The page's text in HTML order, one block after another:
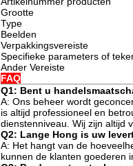
Grootte
Type
Beelden
Verpakkingsvereiste
Specifieke parameters of
Ander Vereiste
FAQ
Q1: Bent u
A: Ons beheer wordt
is altijd professioneel en
dienstenniveau. Wij zijn altijd
Q2: Lange Hong is uw
A: Het hangt van de
kunnen de klanten goederen